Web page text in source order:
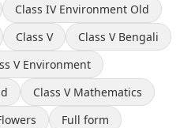
Class IV Environment Old
Class V
Class V Bengali
V Environment
Class V Mathematics
Full form